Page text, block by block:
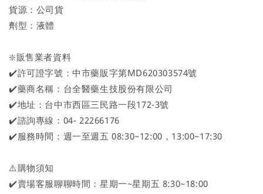
貨源：公司貨
劑型：液體
❇️販售業者資料
✔️許可證字號：中市藥販字第MD620303574號
✔️藥商名稱：台全醫藥生技股份有限公司
✔️地址：台中市西區三民路一段172-3號
✔️諮詢專線：04- 22266176
✔️服務時間：週一至週五 08:30~12:00，13:00~17:30
⚠️購物須知
✔️賣場客服聊聊時間：星期一~星期五 8:30~18:00